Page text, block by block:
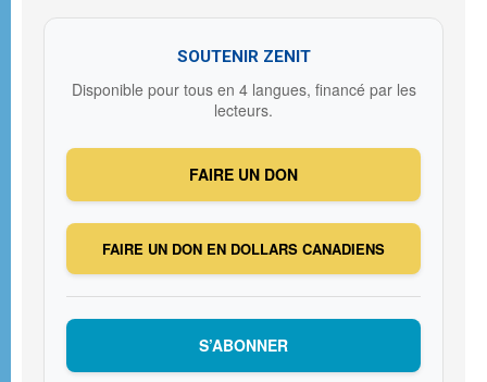
SOUTENIR ZENIT
Disponible pour tous en 4 langues, financé par les
lecteurs.
FAIRE UN DON
FAIRE UN DON EN DOLLARS CANADIENS
S’ABONNER